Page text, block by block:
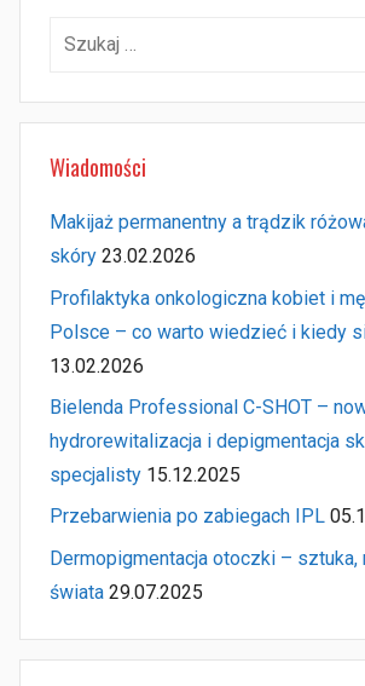
Szukaj:
Wiadomości
Makijaż permanentny a trądzik
skóry 23.02.2026
Profilaktyka onkologiczna kobiet i
Polsce – co warto wiedzieć i kiedy
13.02.2026
Bielenda Professional C-SHOT –
hydrorewitalizacja i depigmentacja
specjalisty 15.12.2025
Przebarwienia po zabiegach IPL
Dermopigmentacja otoczki – sztuka,
świata 29.07.2025